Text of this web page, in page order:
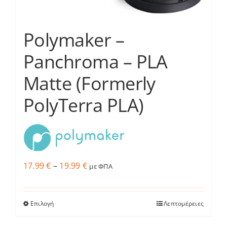
Polymaker –
Panchroma – PLA
Matte (Formerly
PolyTerra PLA)
17.99€ – 19.99 €Price
17.99 €
με ΦΠΑ
ΕπιλογήΑυτό
Λεπτομέρειες